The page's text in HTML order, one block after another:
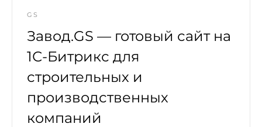
GS
Завод.GS — готовый сайт на
1С-Битрикс для
строительных и
производственных
компаний